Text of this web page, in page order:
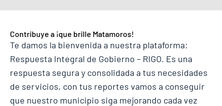
Contribuye a ¡que brille Matamoros!
Te damos la bienvenida a nuestra plataforma:
Respuesta Integral de Gobierno – RIGO. Es una
respuesta segura y consolidada a tus necesidades
de servicios, con tus reportes vamos a conseguir
que nuestro municipio siga mejorando cada vez